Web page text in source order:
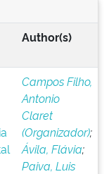
Author(s)
Campos Filho,
Antonio
Claret
(Organizador);
Ávila, Flávia;
Paiva, Luis